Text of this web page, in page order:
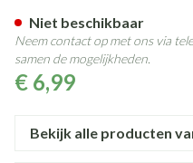
€ 6,99
Niet beschikbaar
Neem contact op met ons via
samen de mogelijkheden.
Bekijk alle producten